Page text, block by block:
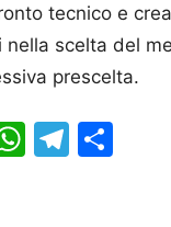
tecnico e
nella scelta del
prescelta.